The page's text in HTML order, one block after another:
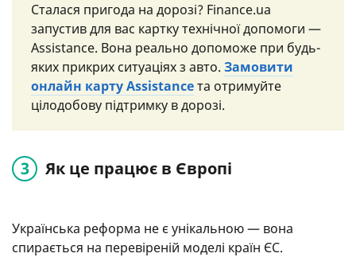
Сталася пригода на дорозі? Finance.ua
запустив для вас картку технічної допомоги —
Assistance. Вона реально допоможе при будь-
яких прикрих ситуаціях з авто. Замовити
онлайн карту Assistanceта отримуйте
цілодобову підтримку в дорозі.
Як це працює в Європі
Українська реформа не є унікальною — вона
спирається на перевіреній моделі країн ЄС.